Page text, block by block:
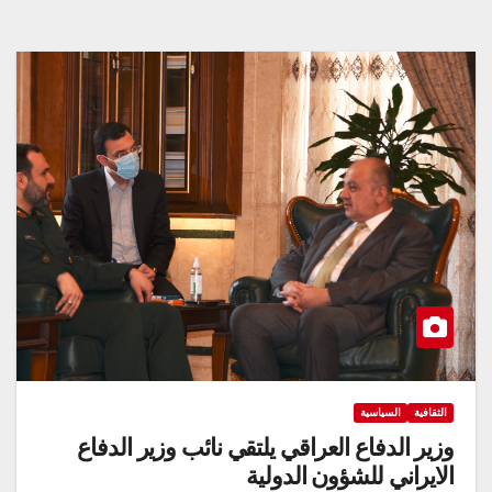
الثقافية السياسية
وزير الدفاع العراقي يلتقي نائب وزير الدفاع
الايراني للشؤون الدولية